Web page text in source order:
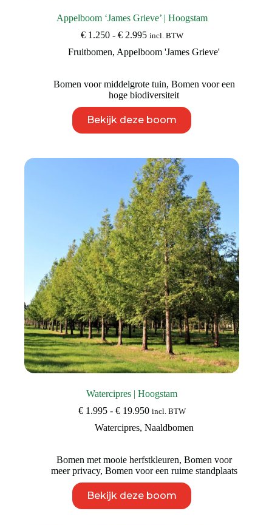
Appelboom ‘James Grieve’ | Hoogstam
€1.250 - €2.995Prijsklasse:
tot
incl. BTW
Fruitbomen, Appelboom 'James Grieve'
Bomen voor middelgrote tuin, Bomen voor een
hoge biodiversiteit
Bekijk deze boom
product
heeft
Deze
optie
kan
gekozen
worden
op
de
productpagina
Watercipres | Hoogstam
€1.995 - €19.950Prijsklasse:
tot
incl. BTW
Watercipres, Naaldbomen
Bomen met mooie herfstkleuren, Bomen voor
meer privacy, Bomen voor een ruime standplaats
Bekijk deze boom
product
heeft